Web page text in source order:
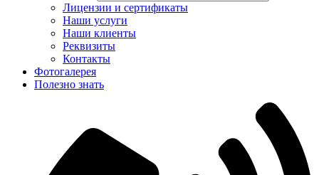
Лицензии и сертификаты
Наши услуги
Наши клиенты
Реквизиты
Контакты
Фотогалерея
Полезно знать